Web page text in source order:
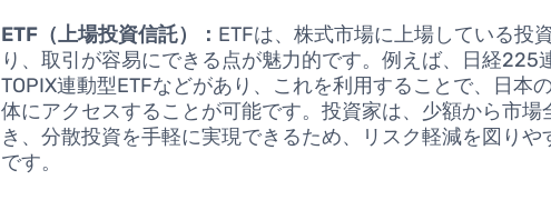
ETF（上場投資信託）： ETFは、株式市場に上場している投
り、取引が容易にできる点が魅力的です。例えば、日経225
TOPIX連動型ETFなどがあり、これを利用することで、日本
体にアクセスすることが可能です。投資家は、少額から市場
き、分散投資を手軽に実現できるため、リスク軽減を図りや
です。